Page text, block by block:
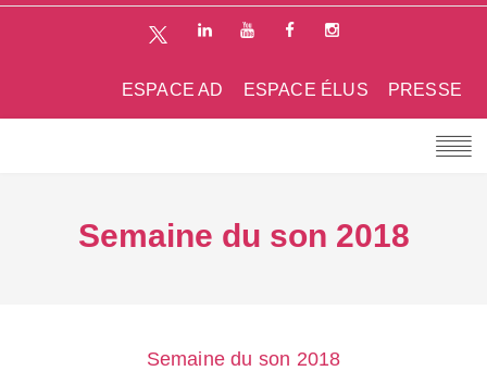
PRESSE
ESPACE ÉLUS
ESPACE AD
Semaine du son 2018
Semaine du son 2018